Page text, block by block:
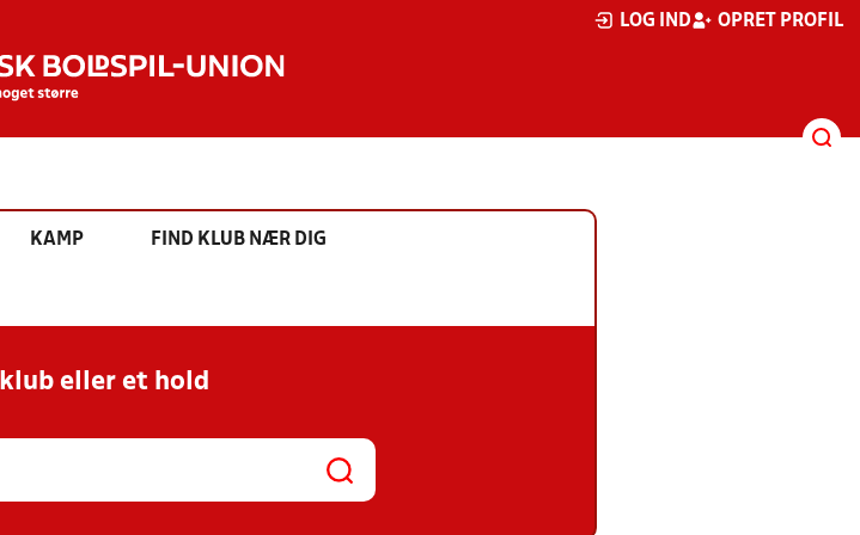
LOG IND OPRET PROFIL
KAMP FIND KLUB NÆR DIG
klub eller et hold